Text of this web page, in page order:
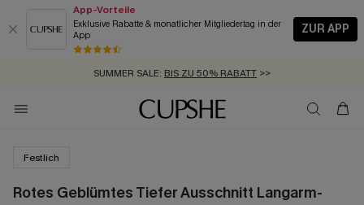
App-Vorteile
Exklusive Rabatte & monatlicher Mitgliedertag in der
App
ZUR APP
GRATIS MASSBAND MIT JEDEM SCHNELLVERSAND-ARTIKEL >>
SUMMER SALE: BIS ZU 50% RABATT >>
ZUM NEWSLETTER:BIS ZU -20% EXTRA ERHALTEN
KOSTENLOSER VERSAND AB 89 €
Festlich
Rotes Geblümtes Tiefer Ausschnitt Langarm-